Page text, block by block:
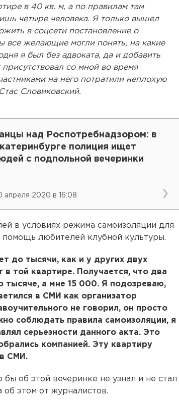
в 40 кв. м, а по правилам там
четыре человека. Я только вышел
в соцсети постановление о
все желающие могли понять, на какие
я был без адвоката, да и добавить
со мной во время
на него потратили неплохую
Словиковский.
над Роспотребнадзором: в
полиция ищет
с подпольной вечеринки
апреля 2020 в 16:08
в условиях режима самоизоляции для
помощь любителей клубной культуры.
до тысячи, как и у других двух
той квартире. Получается, что два
а мне 15 000. Я подозреваю,
в СМИ как организатор
не говорил, он просто
соблюдать правила самоизоляции, я
серьезности данного акта. Это
компанией. Эту квартиру
в СМИ.
об этой вечеринке не узнал и не стал
об этом от журналистов.